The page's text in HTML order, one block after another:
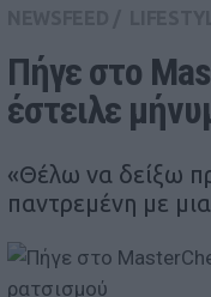
Πήγε στο
έστειλε
«Θέλω να δείξω
παντρεμένη με